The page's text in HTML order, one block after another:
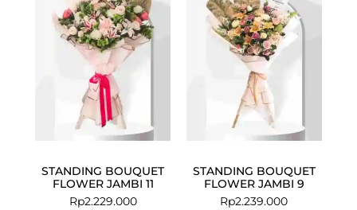
STANDING BOUQUET
FLOWER JAMBI 11
Rp2.229.000
STANDING BOUQUET
FLOWER JAMBI 9
Rp2.239.000